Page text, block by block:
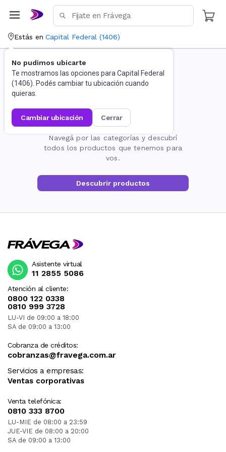
Estás en Capital Federal (1406)
No pudimos ubicarte
Te mostramos las opciones para Capital Federal
(1406). Podés cambiar tu ubicación cuando
quieras.
cambiar ubicación cerrar
La página no existe
Navegá por las categorías y descubrí
todos los productos que tenemos para
vos.
Descubrir productos
Atención al cliente:
0800 122 0338
0810 999 3728
LU-VI de 09:00 a 18:00
SA de 09:00 a 13:00
Cobranza de créditos:
cobranzas@fravega.com.ar
Servicios a empresas:
Ventas corporativas
Venta telefónica:
0810 333 8700
LU-MIE de 08:00 a 23:59
JUE-VIE de 08:00 a 20:00
SA de 09:00 a 13:00
Asistente virtual
11 2855 5086